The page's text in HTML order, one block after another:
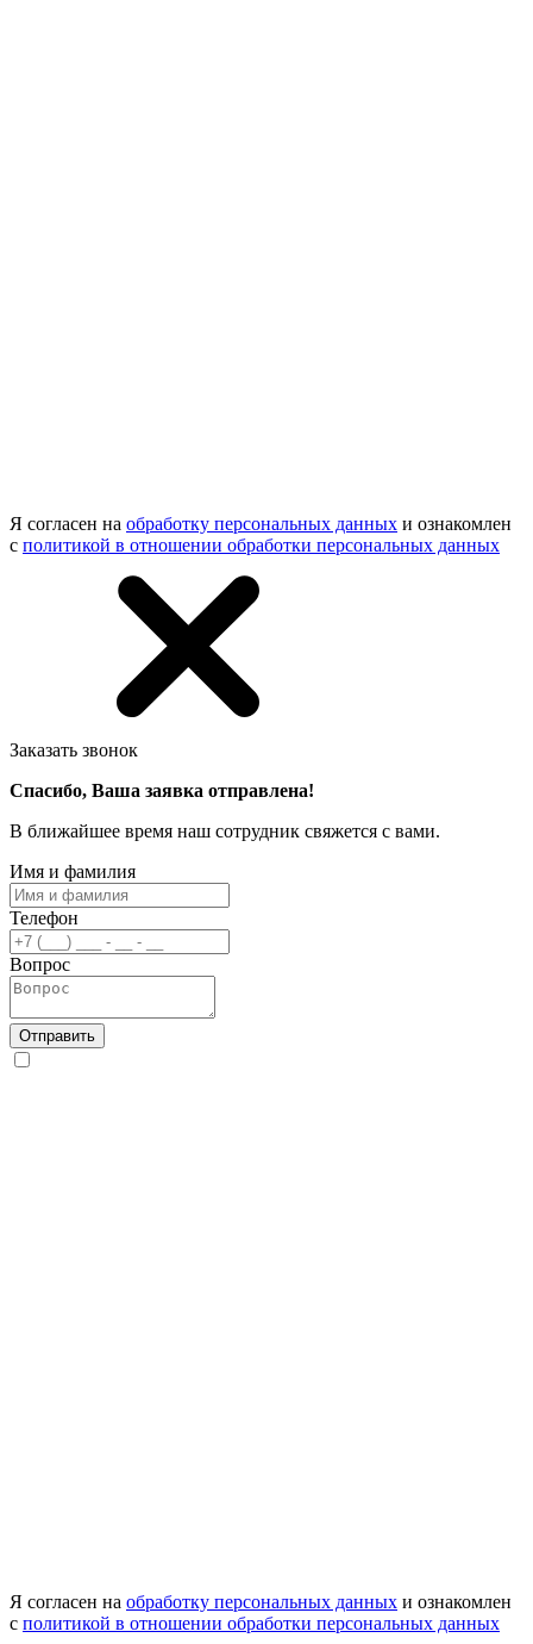
Я согласен на обработку персональных данных и ознакомлен
с политикой в отношении обработки персональных данных
Заказать звонок
Спасибо, Ваша заявка отправлена!
В ближайшее время наш сотрудник свяжется с вами.
Имя и фамилия
Телефон
Вопрос
Отправить
Я согласен на обработку персональных данных и ознакомлен
с политикой в отношении обработки персональных данных